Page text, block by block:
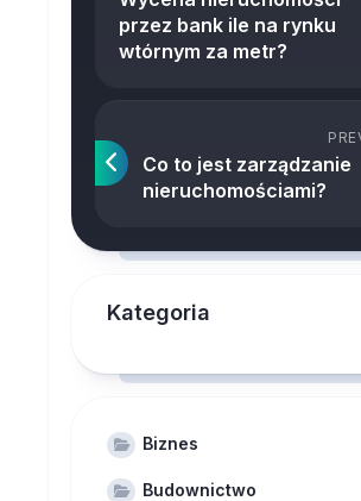
przez bank ile na rynku
wtórnym za metr?
Co to jest zarządzanie
nieruchomościami?
Kategoria
Biznes
Budownictwo